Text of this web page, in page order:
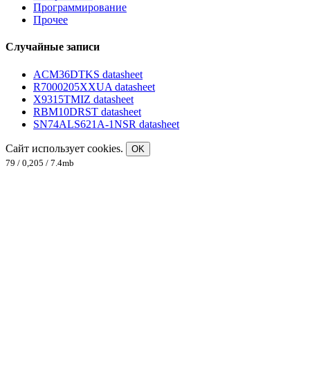
Программирование
Прочее
Случайные записи
ACM36DTKS datasheet
R7000205XXUA datasheet
X9315TMIZ datasheet
RBM10DRST datasheet
SN74ALS621A-1NSR datasheet
Сайт использует cookies.
OK
79 / 0,205 / 7.4mb